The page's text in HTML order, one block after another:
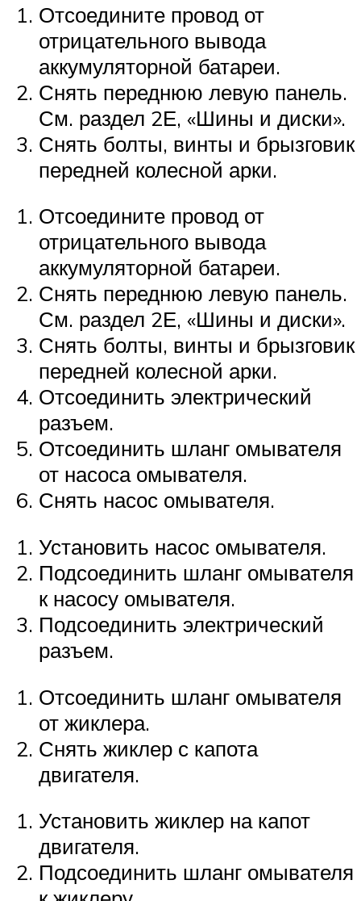
Отсоедините провод от
отрицательного вывода
аккумуляторной батареи.
Снять переднюю левую панель.
См. раздел 2Е, «Шины и диски».
Снять болты, винты и брызговик
передней колесной арки.
Отсоедините провод от
отрицательного вывода
аккумуляторной батареи.
Снять переднюю левую панель.
См. раздел 2Е, «Шины и диски».
Снять болты, винты и брызговик
передней колесной арки.
Отсоединить электрический
разъем.
Отсоединить шланг омывателя
от насоса омывателя.
Снять насос омывателя.
Установить насос омывателя.
Подсоединить шланг омывателя
к насосу омывателя.
Подсоединить электрический
разъем.
Отсоединить шланг омывателя
от жиклера.
Снять жиклер с капота
двигателя.
Установить жиклер на капот
двигателя.
Подсоединить шланг омывателя